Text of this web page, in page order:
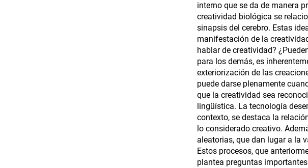
interno que se da de manera
creatividad biológica se
sinapsis del cerebro. Estas
manifestación de la
hablar de creatividad?
para los demás, es
exteriorización de las
puede darse plenamente
que la creatividad sea
lingüística. La tecnología
contexto, se destaca la
lo considerado creativo.
aleatorias, que dan lugar a la
Estos procesos, que
plantea preguntas